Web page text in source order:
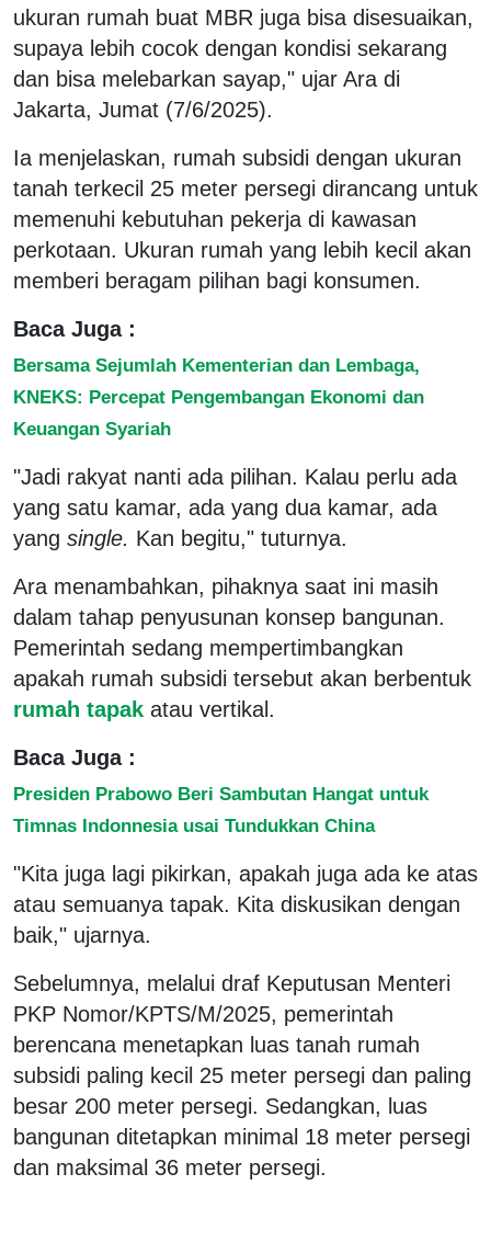
ukuran rumah buat MBR juga bisa disesuaikan,
supaya lebih cocok dengan kondisi sekarang
dan bisa melebarkan sayap," ujar Ara di
Jakarta, Jumat (7/6/2025).
Ia menjelaskan, rumah subsidi dengan ukuran
tanah terkecil 25 meter persegi dirancang untuk
memenuhi kebutuhan pekerja di kawasan
perkotaan. Ukuran rumah yang lebih kecil akan
memberi beragam pilihan bagi konsumen.
Baca Juga :
Bersama Sejumlah Kementerian dan Lembaga,
KNEKS: Percepat Pengembangan Ekonomi dan
Keuangan Syariah
"Jadi rakyat nanti ada pilihan. Kalau perlu ada
yang satu kamar, ada yang dua kamar, ada
yang single. Kan begitu," tuturnya.
Ara menambahkan, pihaknya saat ini masih
dalam tahap penyusunan konsep bangunan.
Pemerintah sedang mempertimbangkan
apakah rumah subsidi tersebut akan berbentuk
rumah tapak atau vertikal.
Baca Juga :
Presiden Prabowo Beri Sambutan Hangat untuk
Timnas Indonnesia usai Tundukkan China
"Kita juga lagi pikirkan, apakah juga ada ke atas
atau semuanya tapak. Kita diskusikan dengan
baik," ujarnya.
Sebelumnya, melalui draf Keputusan Menteri
PKP Nomor/KPTS/M/2025, pemerintah
berencana menetapkan luas tanah rumah
subsidi paling kecil 25 meter persegi dan paling
besar 200 meter persegi. Sedangkan, luas
bangunan ditetapkan minimal 18 meter persegi
dan maksimal 36 meter persegi.